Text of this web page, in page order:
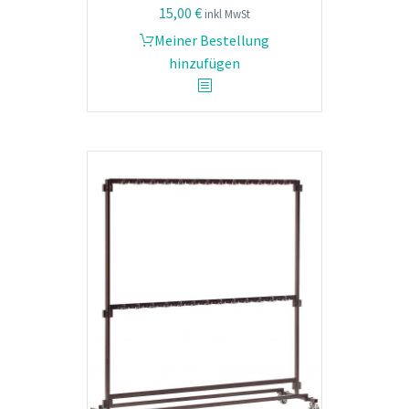
15,00 € inkl MwSt
Meiner Bestellung
hinzufügen